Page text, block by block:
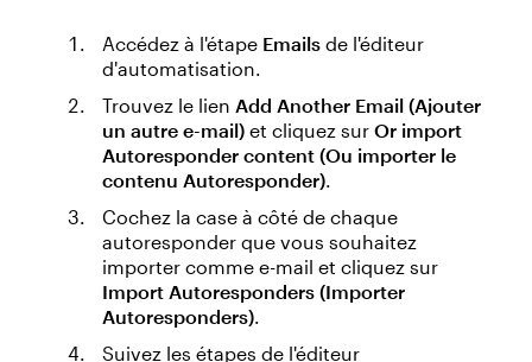
Accédez à l'étape Emails de l'éditeur
d'automatisation.
Trouvez le lien Add Another Email (Ajouter
un autre e-mail) et cliquez sur Or import
Autoresponder content (Ou importer le
contenu Autoresponder).
Cochez la case à côté de chaque
autoresponder que vous souhaitez
importer comme e-mail et cliquez sur
Import Autoresponders (Importer
Autoresponders).
Suivez les étapes de l'éditeur